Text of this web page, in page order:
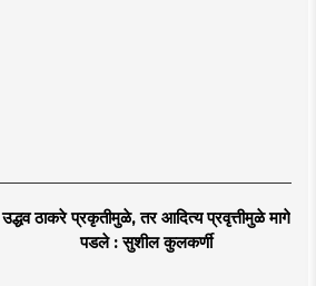
उद्धव ठाकरे प्रकृतीमुळे, तर आदित्य प्रवृत्तीमुळे मागे
पडले : सुशील कुलकर्णी